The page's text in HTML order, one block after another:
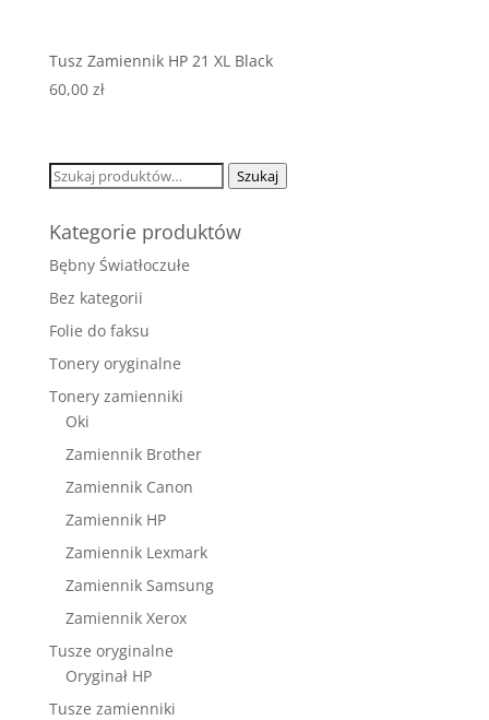
Tusz Zamiennik HP 21 XL Black
60,00 zł
Szukaj: Szukaj
Kategorie produktów
Bębny Światłoczułe
Bez kategorii
Folie do faksu
Tonery oryginalne
Tonery zamienniki
Oki
Zamiennik Brother
Zamiennik Canon
Zamiennik HP
Zamiennik Lexmark
Zamiennik Samsung
Zamiennik Xerox
Tusze oryginalne
Oryginał HP
Tusze zamienniki